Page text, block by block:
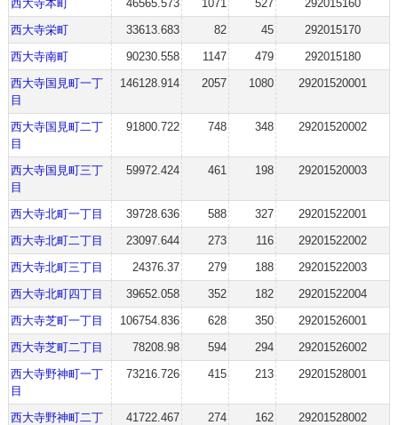
西大寺本町 46565.573 1071 527
292015160
西大寺栄町
33613.683 82 45
292015170
西大寺南町
90230.558 1147 479
292015180
西大寺国見町一丁
目
146128.914 2057 1080 29201520001
西大寺国見町二丁
目
91800.722 748 348 29201520002
西大寺国見町三丁
目
59972.424 461 198 29201520003
西大寺北町一丁目 39728.636 588 327
29201522001
西大寺北町二丁目
23097.644 273 116
29201522002
西大寺北町三丁目
24376.37 279 188
29201522003
西大寺北町四丁目
39652.058 352 182
29201522004
西大寺芝町一丁目
106754.836 628 350
29201526001
西大寺芝町二丁目
78208.98 594 294
29201526002
西大寺野神町一丁
目
73216.726 415 213 29201528001
西大寺野神町二丁
41722.467 274 162 29201528002